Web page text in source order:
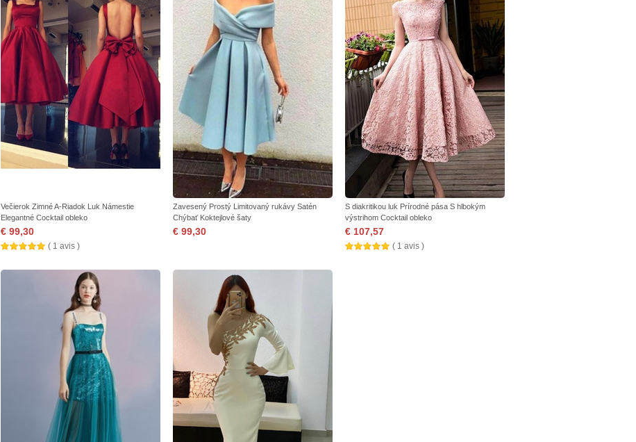
Večierok Zimné A-Riadok Luk Námestie
Elegantné Cocktail obleko
€ 99,30
( 1 avis )
Zavesený Prostý Limitovaný rukávy Satén
Chýbať Koktejlové šaty
€ 99,30
S diakritikou luk Prírodné pása S hlbokým
výstrihom Cocktail obleko
€ 107,57
( 1 avis )